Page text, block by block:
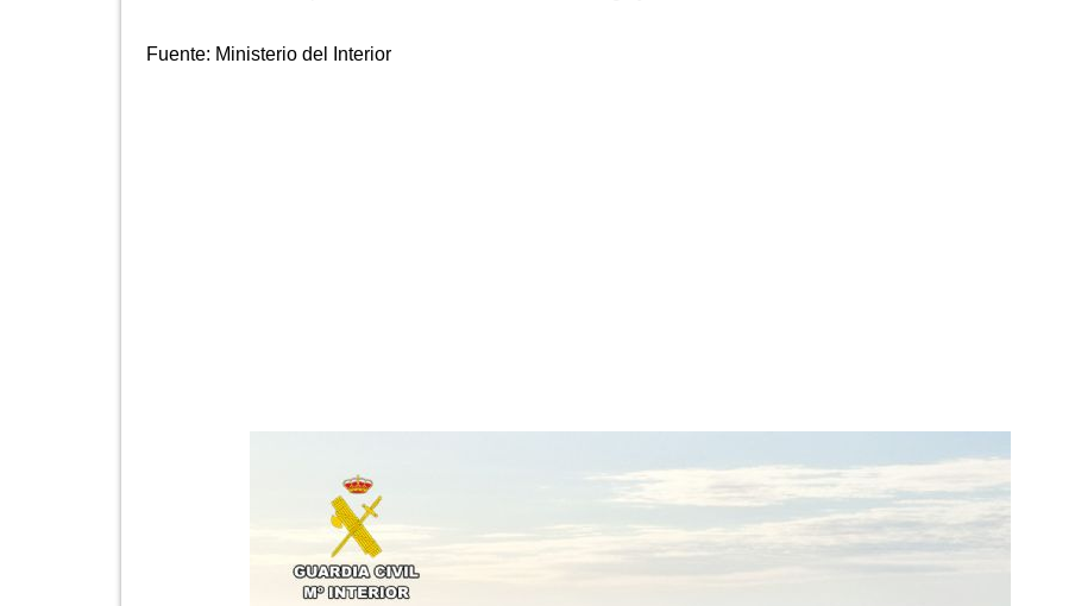
Fuente: Ministerio del Interior